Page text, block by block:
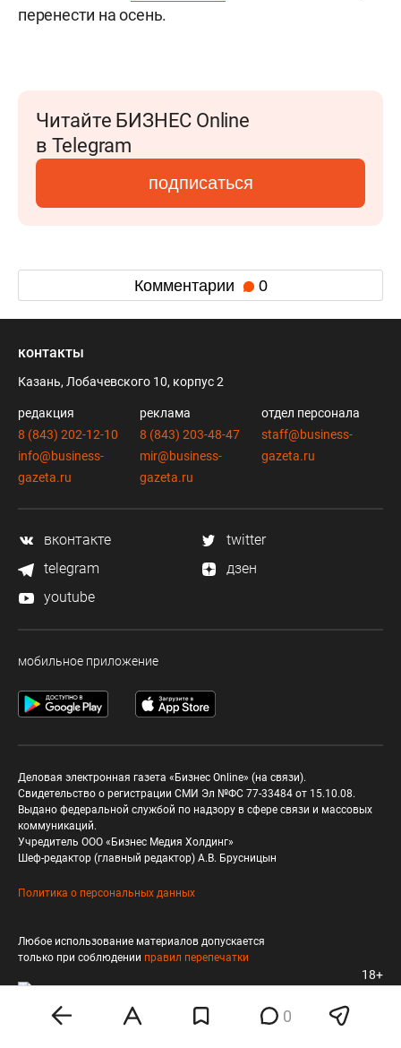
перенести на осень.
Читайте БИЗНЕС Online
в Telegram
подписаться
Комментарии 0
0
контакты
Казань, Лобачевского 10, корпус 2
редакция
8 (843) 202-12-10
info@business-
gazeta.ru
реклама
8 (843) 203-48-47
mir@business-
gazeta.ru
отдел персонала
staff@business-
gazeta.ru
вконтакте
twitter
telegram
дзен
youtube
мобильное приложение
Деловая электронная газета «Бизнес Online» (на связи).
Свидетельство о регистрации СМИ Эл №ФС 77-33484 от 15.10.08.
Выдано федеральной службой по надзору в сфере связи и массовых
коммуникаций.
Учредитель ООО «Бизнес Медия Холдинг»
Шеф-редактор (главный редактор) А.В. Брусницын
Политика о персональных данных
Любое использование материалов допускается
только при соблюдении правил перепечатки
18+